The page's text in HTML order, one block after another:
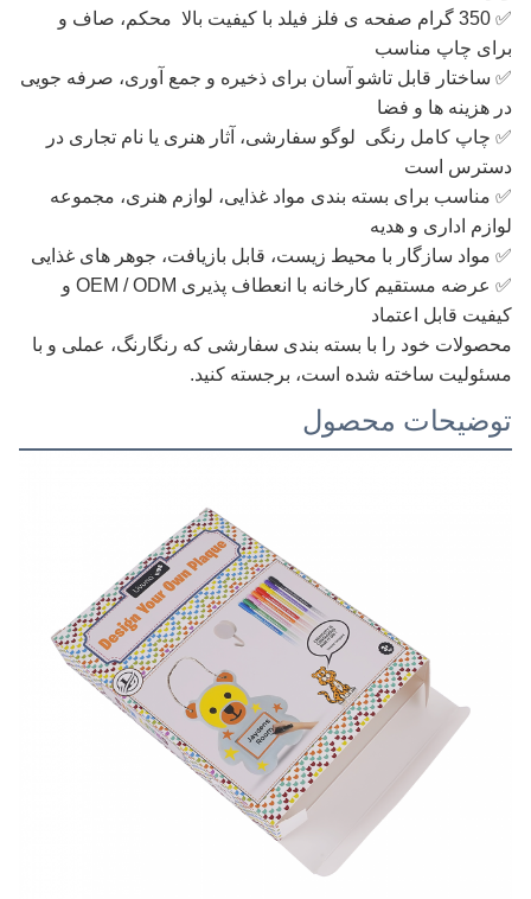
✅ 350 گرام صفحه ی فلز فیلد با کیفیت بالا ️ محکم، صاف و
برای چاپ مناسب
✅ ساختار قابل تاشو آسان برای ذخیره و جمع آوری، صرفه جویی
در هزینه ها و فضا
✅ چاپ کامل رنگی ️ لوگو سفارشی، آثار هنری یا نام تجاری در
دسترس است
✅ مناسب برای بسته بندی مواد غذایی، لوازم هنری، مجموعه
لوازم اداری و هدیه
✅ مواد سازگار با محیط زیست، قابل بازیافت، جوهر های غذایی
✅ عرضه مستقیم کارخانه با انعطاف پذیری OEM / ODM و
کیفیت قابل اعتماد
محصولات خود را با بسته بندی سفارشی که رنگارنگ، عملی و با
مسئولیت ساخته شده است، برجسته کنید.
توضیحات محصول